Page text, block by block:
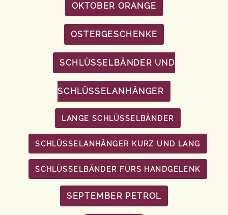
OKTOBER ORANGE
OSTERGESCHENKE
SCHLÜSSELBÄNDER UND
SCHLÜSSELANHÄNGER
LANGE SCHLÜSSELBÄNDER
SCHLÜSSELANHÄNGER KURZ UND LANG
SCHLÜSSELBÄNDER FÜRS HANDGELENK
SEPTEMBER PETROL